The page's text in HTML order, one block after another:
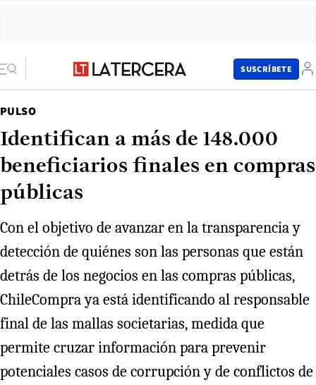
SUSCRÍBETE
PULSO
Identifican a más de 148.000
beneficiarios finales en compras
públicas
Con el objetivo de avanzar en la transparencia y
detección de quiénes son las personas que están
detrás de los negocios en las compras públicas,
ChileCompra ya está identificando al responsable
final de las mallas societarias, medida que
permite cruzar información para prevenir
potenciales casos de corrupción y de conflictos de